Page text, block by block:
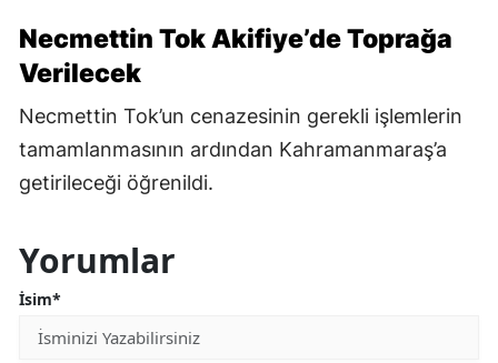
Necmettin Tok Akifiye’de Toprağa
Verilecek
Necmettin Tok’un cenazesinin gerekli işlemlerin
tamamlanmasının ardından Kahramanmaraş’a
getirileceği öğrenildi.
Yorumlar
İsim*